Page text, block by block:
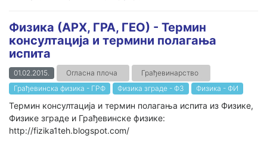
Физика (АРХ, ГРА, ГЕО) - Термин
консултација и термини полагања
испита
01.02.2015. Огласна плоча
Грађевинарство
Грађевинска физика - ГРФ
Физика зграде - ФЗ Физика - ФИ
Термин консултација и термин полагања испита из Физике,
Физике зграде и Грађевинске физике:
http://fizika1teh.blogspot.com/